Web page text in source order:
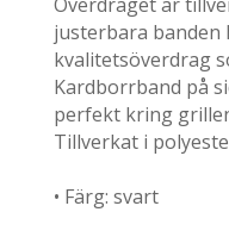
justerbara
kvalitetsöverdrag
Kardborrband på
perfekt kring
Tillverkat i
• Färg: svart